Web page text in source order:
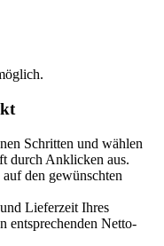
Schritten und wählen
durch Anklicken aus.
den gewünschten
Lieferzeit Ihres
entsprechenden Netto-